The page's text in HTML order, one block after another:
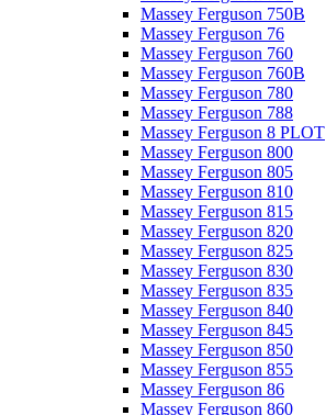
Massey Ferguson 750B
Massey Ferguson 76
Massey Ferguson 760
Massey Ferguson 760B
Massey Ferguson 780
Massey Ferguson 788
Massey Ferguson 8 PLOT
Massey Ferguson 800
Massey Ferguson 805
Massey Ferguson 810
Massey Ferguson 815
Massey Ferguson 820
Massey Ferguson 825
Massey Ferguson 830
Massey Ferguson 835
Massey Ferguson 840
Massey Ferguson 845
Massey Ferguson 850
Massey Ferguson 855
Massey Ferguson 86
Massey Ferguson 860